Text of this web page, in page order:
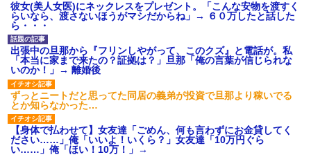
彼女(美人女医)にネックレスをプレゼント。「こんな安物を渡すく
らいなら、渡さないほうがマシだからね」→ ６０万したと話した
ら・・・
出張中の旦那から『フリンしやがって、このクズ』と電話が。私
「本当に家まで来たの？証拠は？」旦那「俺の言葉が信じられな
いのか！」→ 離婚後
ずっとニートだと思ってた同居の義弟が投資で旦那より稼いでる
とか知らなかった…
【身体で払わせて】女友達「ごめん、何も言わずにお金貸してく
ださい……」俺「いいよ！いくら？」女友達「10万円ぐら
い……」俺「ほい！10万！」→